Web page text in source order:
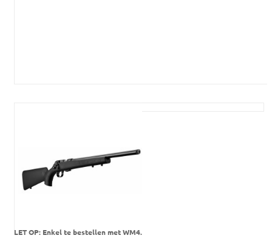
LET OP: Enkel te bestellen met WM4.